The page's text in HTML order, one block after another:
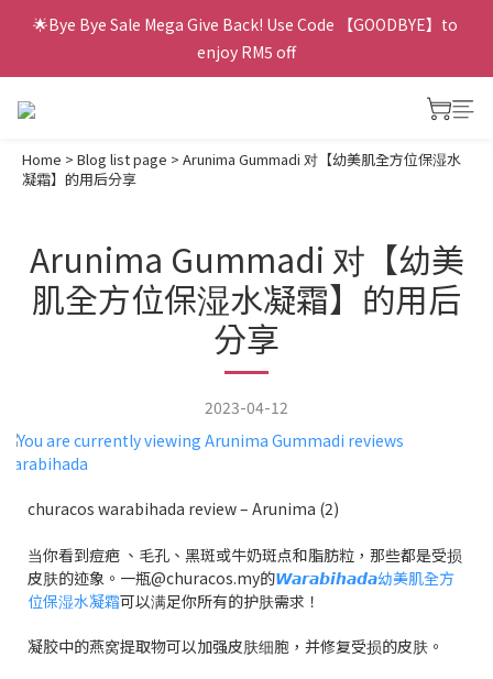
🌟Bye Bye Sale Mega Give Back! Use Code 【GOODBYE】to
enjoy RM5 off
Home > Blog list page > Arunima Gummadi 对【幼美肌全方位保湿水
凝霜】的用后分享
Arunima Gummadi 对【幼美
肌全方位保湿水凝霜】的用后
分享
2023-04-12
churacos warabihada review – Arunima (2)
当你看到痘疤 、毛孔、黑斑或牛奶斑点和脂肪粒，那些都是受损
皮肤的迹象。一瓶@churacos.my的𝙒𝙖𝙧𝙖𝙗𝙞𝙝𝙖𝙙𝙖幼美肌全方
位保湿水凝霜可以满足你所有的护肤需求！
凝胶中的燕窝提取物可以加强皮肤细胞，并修复受损的皮肤。